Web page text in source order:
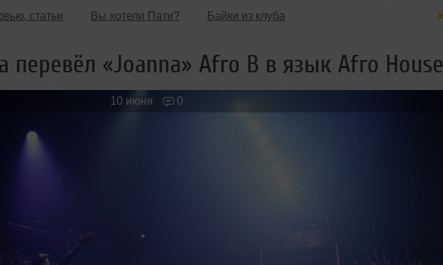
статьи Вы хотели Пати? Байки из клуба
стили Обзоры Вечеринок и Клубов Новые лица
& Женщина
перевёл «Joanna» Afro B в язык Afro House
10 июня 0